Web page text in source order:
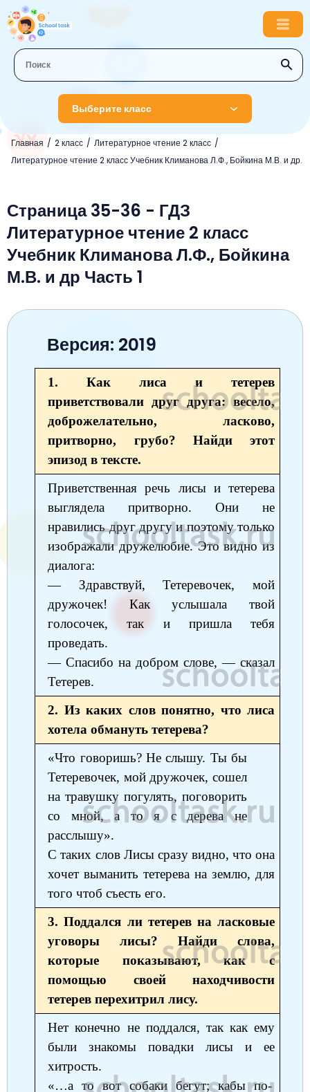
Выберите класс
Главная 2 класс
Литературное чтение 2 класс
Литературное чтение 2 класс Учебник Климанова Л.Ф., Бойкина М.В. и др.
1 класс
Русский язык
Литературное чтение
Окружающий мир
Математика
Английский язык
Информатика
Русский язык
Музыка
3 класс
Музыка
Окружающий мир
Информатика
Литературное чтение
Математика
4 класс
Математика
Информатика
Литературное чтение
Музыка
5 класс
Математика
Русский язык
Английский язык
Обществознание
История
География
Литература
Биология
Музыка
Информатика
Немецкий язык
Немецкий язык
Литература
Математика
Английский язык
Русский язык
Обществознание
Информатика
История
География
Алгебра
Русский язык
Обществознание
Английский язык
Информатика
Биология
Геометрия
Литература
История
8 класс
География
История
Химия
Физика
Русский язык
Английский язык
Алгебра
Обществознание
Информатика
Технология
9 класс
Обществознание
Физика
Английский язык
Алгебра
Русский язык
ОБЖ
География
10 класс
Физика
Химия
11 класс
Физика
Химия
Страница 35-36 - ГДЗ
Литературное чтение 2 класс
Учебник Климанова Л.Ф., Бойкина
М.В. и др Часть 1
Версия: 2019
1. Как лиса и тетерев
приветствовали друг друга: весело,
доброжелательно, ласково,
притворно, грубо? Найди этот
эпизод в тексте.
Приветственная речь лисы и тетерева
выглядела притворно. Они не
нравились друг другу и поэтому только
изображали дружелюбие. Это видно из
диалога:
— Здравствуй, Тетеревочек, мой
дружочек! Как услышала твой
голосочек, так и пришла тебя
проведать.
— Спасибо на добром слове, — сказал
Тетерев.
2. Из каких слов понятно, что лиса
хотела обмануть тетерева?
«Что говоришь? Не слышу. Ты бы
Тетеревочек, мой дружочек, сошел
на травушку погулять, поговорить
со мной, а то я с дерева не
расслышу».
С таких слов Лисы сразу видно, что она
хочет выманить тетерева на землю, для
того чтоб съесть его.
3. Поддался ли тетерев на ласковые
уговоры лисы? Найди слова,
которые показывают, как с
помощью своей находчивости
тетерев перехитрил лису.
Нет конечно не поддался, так как ему
были знакомы повадки лисы и ее
хитрость.
«…а то вот собаки бегут; кабы по-